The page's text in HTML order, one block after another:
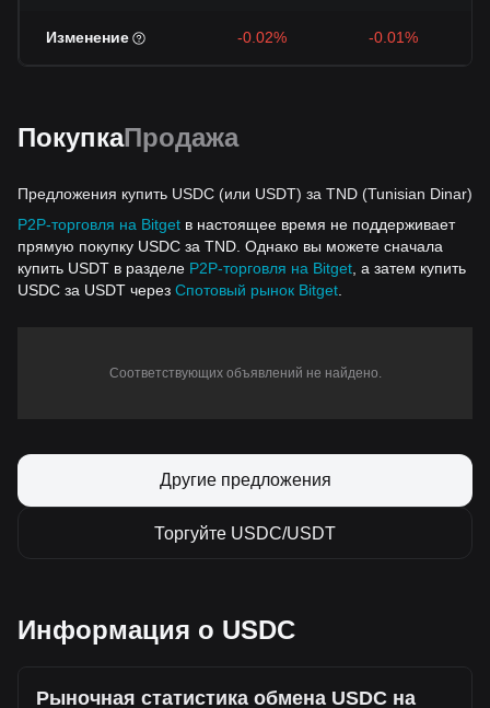
Изменение -0.02% -0.01%
ПокупкаПродажа
Предложения купить USDC (или USDT) за TND (Tunisian Dinar)
P2P-торговля на Bitget в настоящее время не поддерживает
прямую покупку USDC за TND. Однако вы можете сначала
купить USDT в разделе P2P-торговля на Bitget , а затем купить
USDC за USDT через Спотовый рынок Bitget
Соответствующих объявлений не найдено.
Другие предложения
Торгуйте USDC/USDT
Информация о USDC
Рыночная статистика обмена USDC на